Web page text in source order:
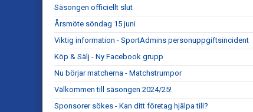
Säsongen officiellt slut
Årsmöte söndag 15 juni
Viktig information - SportAdmins personuppgiftsincident
Köp & Sälj - Ny Facebook grupp
Nu börjar matcherna - Matchstrumpor
Välkommen till säsongen 2024/25!
Sponsorer sökes - Kan ditt företag hjälpa till?